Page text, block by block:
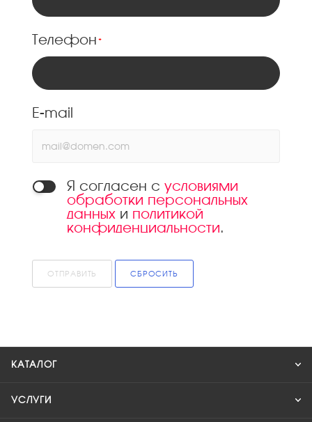
Телефон *
E-mail
Я согласен с условиями
обработки персональных
данных и политикой
конфиденциальности.
ОТПРАВИТЬ СБРОСИТЬ
КАТАЛОГ
УСЛУГИ